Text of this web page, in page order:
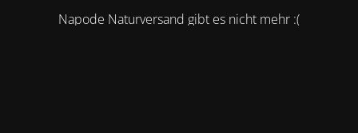
Napode Naturversand gibt es nicht mehr :(